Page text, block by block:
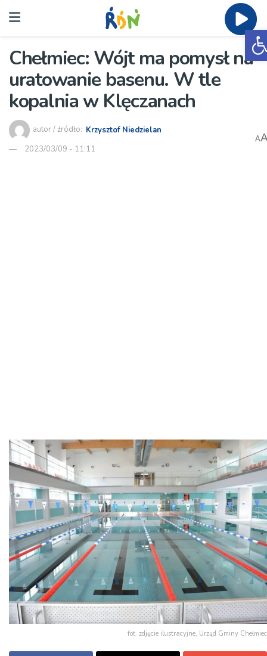
Chełmiec: Wójt ma pomysł na
uratowanie basenu. W tle
kopalnia w Klęczanach
autor / źródło: Krzysztof Niedzielan
2023/03/09 - 11:11
A
fot. zdjęcie ilustracyjne, Urząd Gminy Chełmiec